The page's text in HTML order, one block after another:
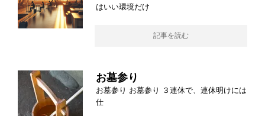
はいい環境だけ
記事を読む
お墓参り
お墓参り お墓参り ３連休で、連休明けには
仕